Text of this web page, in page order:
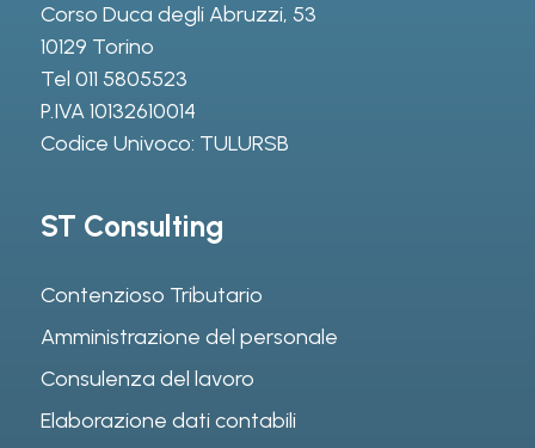
Corso Duca degli Abruzzi, 53
10129 Torino
Tel 011 5805523
P.IVA 10132610014
Codice Univoco: TULURSB
ST Consulting
Contenzioso Tributario
Amministrazione del personale
Consulenza del lavoro
Elaborazione dati contabili